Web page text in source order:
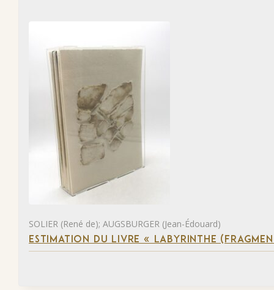
SOLIER (René de); AUGSBURGER (Jean-Édouard)
ESTIMATION DU LIVRE « LABYRINTHE